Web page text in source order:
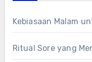
Kebiasaan Malam
Ritual Sore yang